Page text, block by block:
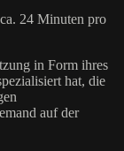
24 Minuten pro
in Form ihres
hat, die
auf der